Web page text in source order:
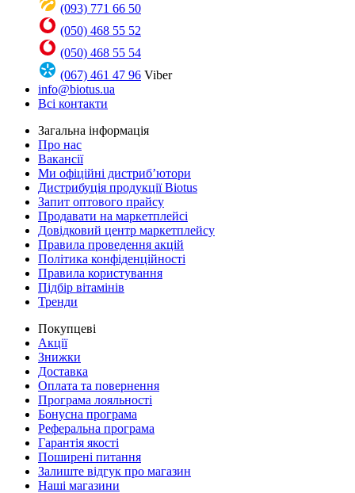
(093) 771 66 50
(050) 468 55 52
(050) 468 55 54
(067) 461 47 96 Viber
info@biotus.ua
Всі контакти
Загальна інформація
Про нас
Вакансії
Ми офіційні дистриб’ютори
Дистрибуція продукції Biotus
Запит оптового прайсу
Продавати на маркетплейсі
Довідковий центр маркетплейсу
Правила проведення акцій
Політика конфіденційності
Правила користування
Підбір вітамінів
Тренди
Покупцеві
Акції
Знижки
Доставка
Оплата та повернення
Програма лояльності
Бонусна програма
Реферальна програма
Гарантія якості
Поширені питання
Залиште відгук про магазин
Наші магазини